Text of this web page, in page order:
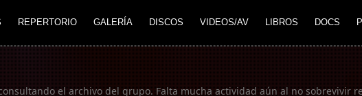
REPERTORIO GALERÍA DISCOS VIDEOS/AV LIBROS DOCS
el archivo del grupo. Falta mucha actividad aún al no sobrevivir